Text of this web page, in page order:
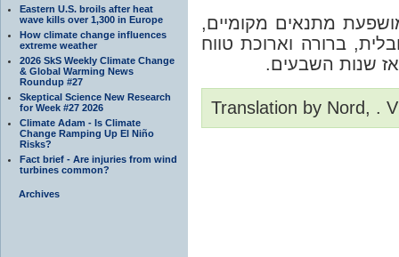
Eastern U.S. broils after heat
wave kills over 1,300 in Europe
How climate change influences
extreme weather
2026 SkS Weekly Climate Change
& Global Warming News
Roundup #27
Skeptical Science New Research
for Week #27 2026
Climate Adam - Is Climate
Change Ramping Up El Niño
Risks?
Fact brief - Are injuries from wind
turbines common?
Archives
מתנאים מקומיים,
ברורה וארוכת טווח
שנות השבעים.
Translation by Nord, .